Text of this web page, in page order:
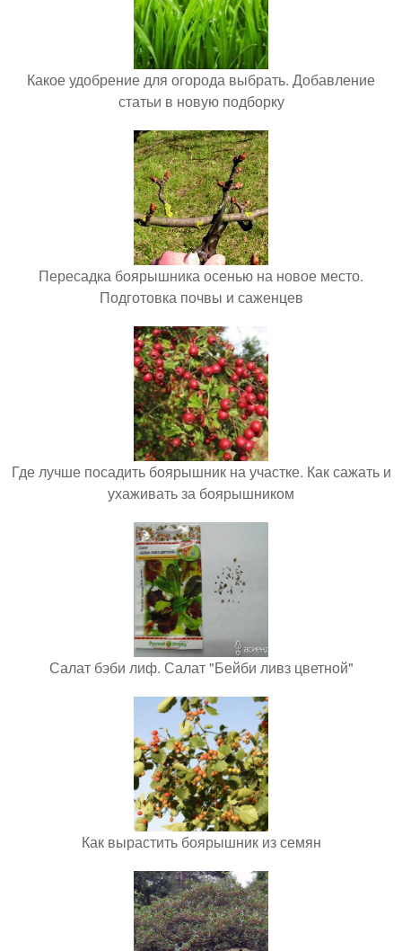
Какое удобрение для огорода выбрать. Добавление
статьи в новую подборку
Пересадка боярышника осенью на новое место.
Подготовка почвы и саженцев
Где лучше посадить боярышник на участке. Как сажать и
ухаживать за боярышником
Салат бэби лиф. Салат "Бейби ливз цветной"
Как вырастить боярышник из семян